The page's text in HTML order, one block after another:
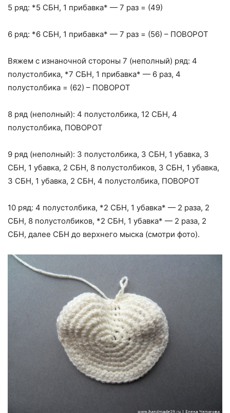
5 ряд: *5 СБН, 1 прибавка* — 7 раз = (49)
6 ряд: *6 СБН, 1 прибавка* — 7 раз = (56) – ПОВОРОТ
Вяжем с изнаночной стороны 7 (неполный) ряд: 4
полустолбика, *7 СБН, 1 прибавка* — 6 раз, 4
полустолбика = (62) – ПОВОРОТ
8 ряд (неполный): 4 полустолбика, 12 СБН, 4
полустолбика, ПОВОРОТ
9 ряд (неполный): 3 полустолбика, 3 СБН, 1 убавка, 3
СБН, 1 убавка, 2 СБН, 8 полустолбиков, 3 СБН, 1 убавка,
3 СБН, 1 убавка, 2 СБН, 4 полустолбика, ПОВОРОТ
10 ряд: 4 полустолбика, *2 СБН, 1 убавка* — 2 раза, 2
СБН, 8 полустолбиков, *2 СБН, 1 убавка* — 2 раза, 2
СБН, далее СБН до верхнего мыска (смотри фото).